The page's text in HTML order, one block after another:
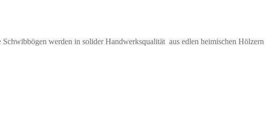
werden in solider Handwerksqualität aus edlen heimischen Hölzern